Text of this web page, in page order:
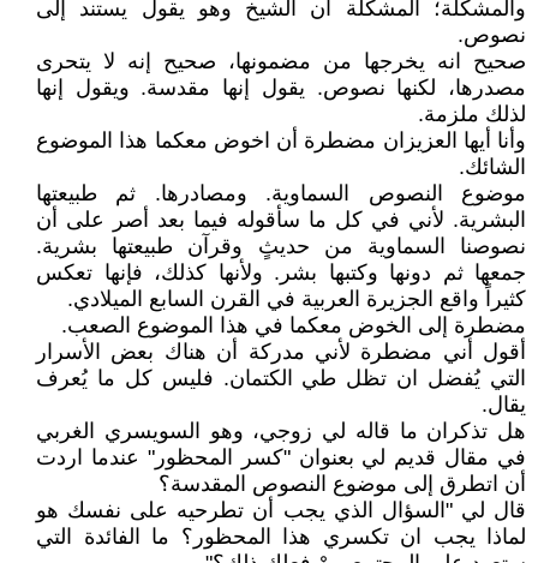
والمشكلة؛ المشكلة أن الشيخ وهو يقول يستند إلى
نصوص.
صحيح انه يخرجها من مضمونها، صحيح إنه لا يتحرى
مصدرها، لكنها نصوص. يقول إنها مقدسة. ويقول إنها
لذلك ملزمة.
وأنا أيها العزيزان مضطرة أن اخوض معكما هذا الموضوع
الشائك.
موضوع النصوص السماوية. ومصادرها. ثم طبيعتها
البشرية. لأني في كل ما سأقوله فيما بعد أصر على أن
نصوصنا السماوية من حديثٍ وقرآن طبيعتها بشرية.
جمعها ثم دونها وكتبها بشر. ولأنها كذلك، فإنها تعكس
كثيراً واقع الجزيرة العربية في القرن السابع الميلادي.
مضطرة إلى الخوض معكما في هذا الموضوع الصعب.
أقول أني مضطرة لأني مدركة أن هناك بعض الأسرار
التي يُفضل ان تظل طي الكتمان. فليس كل ما يُعرف
يقال.
هل تذكران ما قاله لي زوجي، وهو السويسري الغربي
في مقال قديم لي بعنوان "كسر المحظور" عندما اردت
أن اتطرق إلى موضوع النصوص المقدسة؟
قال لي "السؤال الذي يجب أن تطرحيه على نفسك هو
لماذا يجب ان تكسري هذا المحظور؟ ما الفائدة التي